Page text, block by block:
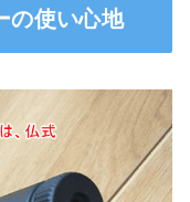
の使い心地